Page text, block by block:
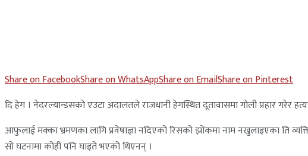
Share on FacebookShare on WhatsAppShare on EmailShare on Pinterest
दि हेग । नेदरल्यान्डसको एउटा अदालतले राजधानी हेगस्थित दूतावासमा गोली प्रहार गरेर
आफुलाई मक्का भ्रमणका लागि प्रवेषाज्ञा नदिएको रिसको झोंकमा नाम नखुलाइएका ति
सो घटनामा कोही पनि घाइते भएको थिएनन् ।